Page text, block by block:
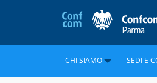
CHI SIAMO SEDI E